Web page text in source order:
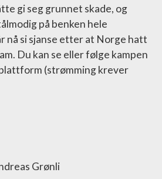
gi seg grunnet skade, og
på benken hele
nå si sjanse etter at Norge hatt
Du kan se eller følge kampen
(strømming krever
Grønli